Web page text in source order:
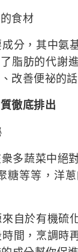
食材
，其中氨
脂肪的代謝
改善便祕的
徹底排出
蔬菜中絕
糖等等，洋
於有機硫
間，烹調時